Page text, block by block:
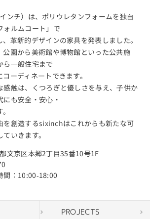
ンチ）は、 ポリウレタンフォームを独⾃
ォルムコート」で
⾰新的デザインの家具を発表しました。
公園から美術館や博物館といった公共施
ら⼀般住宅まで
ーディネートできます。
感触は、くつろぎと優しさを与え、⼦供か
も安全・安⼼・
を創造するsixinchはこれからも新たな可
いきます。
文京区本郷2丁目35番10号1F
間：10:00‐18:00
PROJECTS